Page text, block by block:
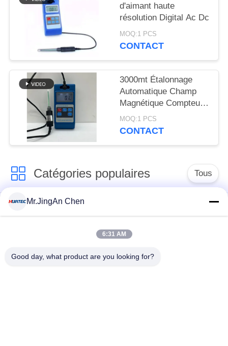
d'aimant haute
résolution Digital Ac Dc
MOQ:1 PCS
CONTACT
3000mt Étalonnage
Automatique Champ
Magnétique Compteur
Numérique Effet Hall
Tesla Magnétomètre
MOQ:1 PCS
CONTACT
Catégories populaires Tous
Détecteur de défauts
par ultrasons
ultrasons
revêtement
Duromètre portable
Mr.JingAn Chen
6:31 AM
Good day, what product are you looking for?